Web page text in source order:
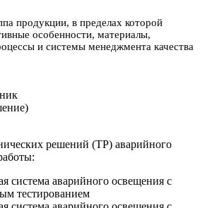
продукции, в пределах которой
особенности, материалы,
и системы менеджмента качества
решений (ТР) аварийного
система аварийного освещения с
тестированием